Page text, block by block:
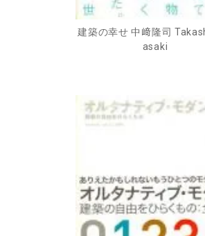
建築の幸せ 中﨑隆司
asaki